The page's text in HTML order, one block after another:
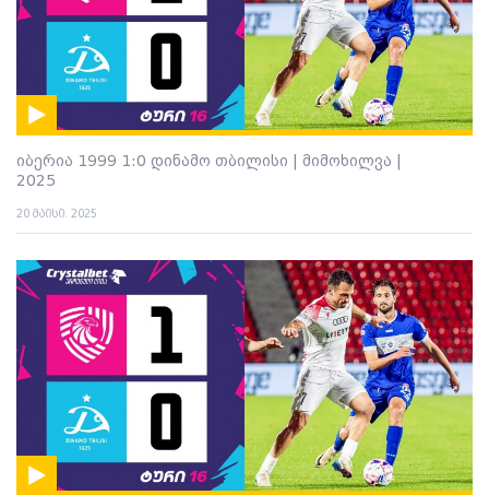
იბერია 1999 1:0 დინამო თბილისი | მიმოხილვა |
2025
20 მაისი. 2025